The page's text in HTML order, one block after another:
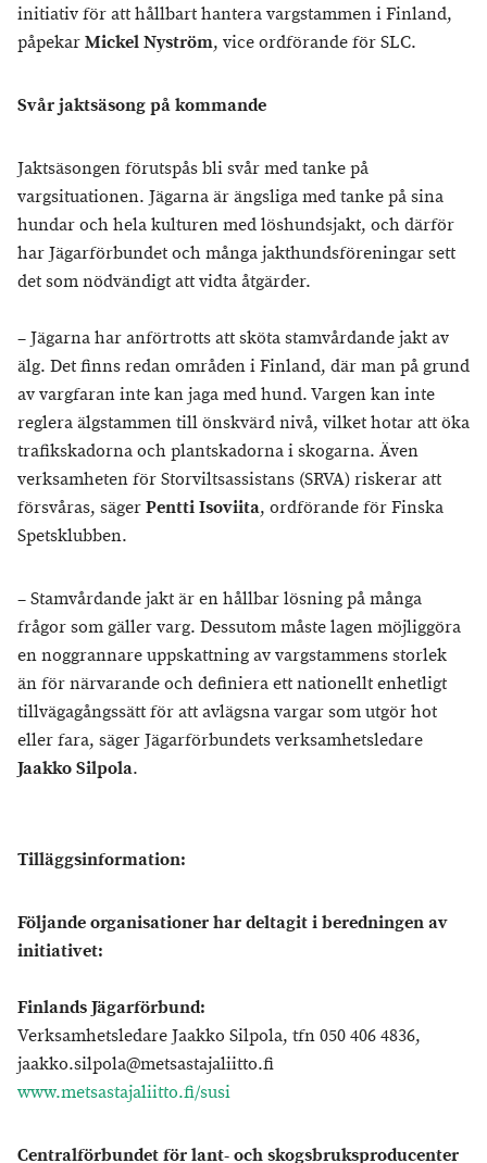
initiativ för att hållbart hantera vargstammen i Finland,
påpekarMickel Nyström, vice ordförande för SLC.
Svår jaktsäsong på kommande
Jaktsäsongen förutspås bli svår med tanke på
vargsituationen. Jägarna är ängsliga med tanke på sina
hundar och hela kulturen med löshundsjakt, och därför
har Jägarförbundet och många jakthundsföreningar sett
det som nödvändigt att vidta åtgärder.
– Jägarna har anförtrotts att sköta stamvårdande jakt av
älg. Det finns redan områden i Finland, där man på grund
av vargfaran inte kan jaga med hund. Vargen kan inte
reglera älgstammen till önskvärd nivå, vilket hotar att öka
trafikskadorna och plantskadorna i skogarna. Även
verksamheten för Storviltsassistans (SRVA) riskerar att
försvåras, sägerPentti Isoviita, ordförande för Finska
Spetsklubben.
– Stamvårdande jakt är en hållbar lösning på många
frågor som gäller varg. Dessutom måste lagen möjliggöra
en noggrannare uppskattning av vargstammens storlek
än för närvarande och definiera ett nationellt enhetligt
tillvägagångssätt för att avlägsna vargar som utgör hot
eller fara, säger Jägarförbundets verksamhetsledare
Jaakko Silpola.
Tilläggsinformation:
Följande organisationer har deltagit i beredningen av
initiativet:
Finlands Jägarförbund:
Verksamhetsledare Jaakko Silpola, tfn 050 406 4836,
jaakko.silpola@metsastajaliitto.fi
www.metsastajaliitto.fi/susi
Centralförbundet för lant- och skogsbruksproducenter